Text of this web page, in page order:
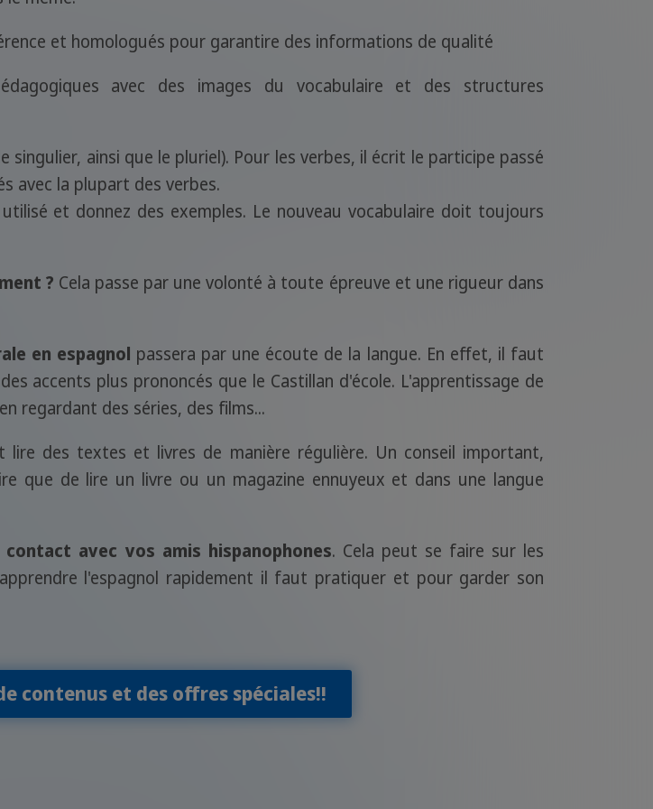
et homologués pour garantire des informations de qualité
avec des images du vocabulaire et des structures
singulier, ainsi que le pluriel). Pour les verbes, il écrit le participe passé
avec la plupart des verbes.
et donnez des exemples. Le nouveau vocabulaire doit toujours
? Cela passe par une volonté à toute épreuve et une rigueur dans
en espagnol passera par une écoute de la langue. En effet, il faut
accents plus prononcés que le Castillan d'école. L'apprentissage de
regardant des séries, des films...
des textes et livres de manière régulière. Un conseil important,
que de lire un livre ou un magazine ennuyeux et dans une langue
avec vos amis hispanophones. Cela peut se faire sur les
l'espagnol rapidement il faut pratiquer et pour garder son
contenus et des offres spéciales!!